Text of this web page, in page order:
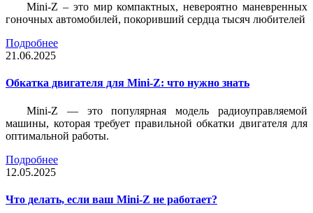
Mini-Z – это мир компактных, невероятно маневренных
гоночных автомобилей, покоривший сердца тысяч любителей
Подробнее
21.06.2025
Обкатка двигателя для Mini-Z: что нужно знать
Mini-Z — это популярная модель радиоуправляемой
машины, которая требует правильной обкатки двигателя для
оптимальной работы.
Подробнее
12.05.2025
Что делать, если ваш Mini-Z не работает?